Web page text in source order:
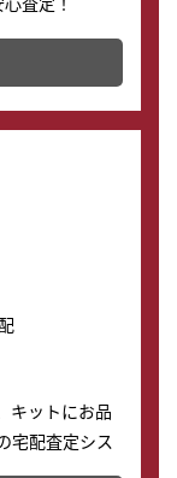
、時計販売の
新しい時計
キットにお品
宅配査定シス